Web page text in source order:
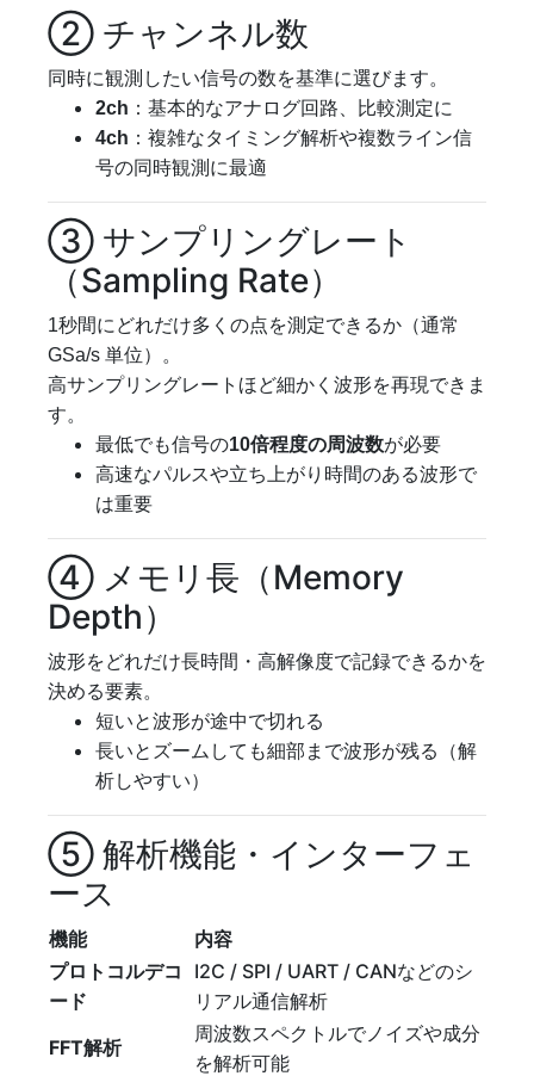
② チャンネル数
同時に観測したい信号の数を基準に選びます。
2ch ：基本的なアナログ回路、比較測定に
4ch ：複雑なタイミング解析や複数ライン信
号の同時観測に最適
③ サンプリングレート
（Sampling Rate）
1秒間にどれだけ多くの点を測定できるか（通常
GSa/s 単位）。
高サンプリングレートほど細かく波形を再現できま
す。
最低でも信号の10倍程度の周波数が必要
高速なパルスや立ち上がり時間のある波形で
は重要
④ メモリ長（Memory
Depth）
波形をどれだけ長時間・高解像度で記録できるかを
決める要素。
短いと波形が途中で切れる
長いとズームしても細部まで波形が残る（解
析しやすい）
⑤ 解析機能・インターフェ
ース
機能
内容
プロトコルデコ
ード
I2C / SPI / UART / CANなどのシ
リアル通信解析
FFT解析
周波数スペクトルでノイズや成分
を解析可能